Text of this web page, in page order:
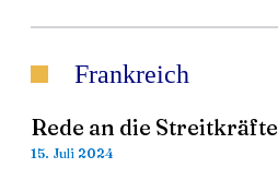
Frankreich
Rede an die Streitkräfte
15. Juli 2024